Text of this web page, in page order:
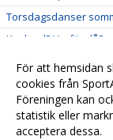
Torsdagsdanser
Kovland? Varför då?
SCA Vi växer
Skidskolan har startat
Ni vann i
För att hemsidan
cookies från
Föreningen kan
statistik eller
acceptera dessa.